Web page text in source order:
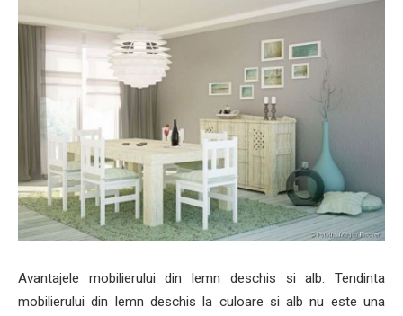
Avantajele mobilierului din lemn deschis si alb. Tendinta
mobilierului din lemn deschis la culoare si alb nu este una